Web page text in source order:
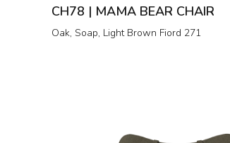
CH78 | MAMA BEAR CHAIR
Oak, Soap, Light Brown Fiord 271